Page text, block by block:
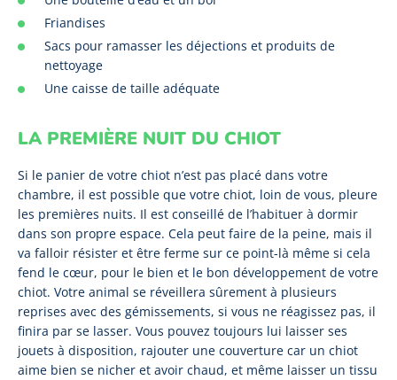
Friandises
Sacs pour ramasser les déjections et produits de
nettoyage
Une caisse de taille adéquate
LA PREMIÈRE NUIT DU CHIOT
Si le panier de votre chiot n’est pas placé dans votre
chambre, il est possible que votre chiot, loin de vous, pleure
les premières nuits. Il est conseillé de l’habituer à dormir
dans son propre espace. Cela peut faire de la peine, mais il
va falloir résister et être ferme sur ce point-là même si cela
fend le cœur, pour le bien et le bon développement de votre
chiot. Votre animal se réveillera sûrement à plusieurs
reprises avec des gémissements, si vous ne réagissez pas, il
finira par se lasser. Vous pouvez toujours lui laisser ses
jouets à disposition, rajouter une couverture car un chiot
aime bien se nicher et avoir chaud, et même laisser un tissu